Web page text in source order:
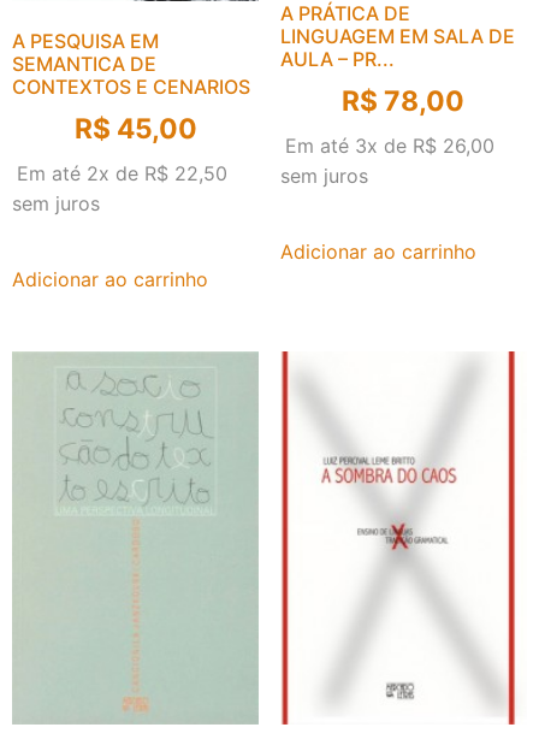
A PESQUISA EM
SEMANTICA DE
CONTEXTOS E CENARIOS
R$ 45,00
Em até 2x de R$ 22,50
sem juros
Adicionar ao carrinho
A PRÁTICA DE
LINGUAGEM EM SALA DE
AULA – PR...
R$ 78,00
Em até 3x de R$ 26,00
sem juros
Adicionar ao carrinho